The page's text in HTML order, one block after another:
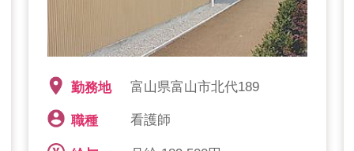
勤務地 富山県富山市北代189
職種 看護師